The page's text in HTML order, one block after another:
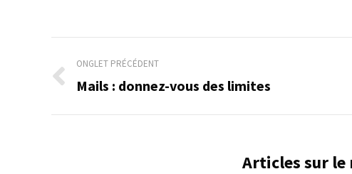
Navigation
de
commentaire
ONGLET PRÉCÉDENT
Onglet
Mails : donnez-vous des limites
Articles sur le